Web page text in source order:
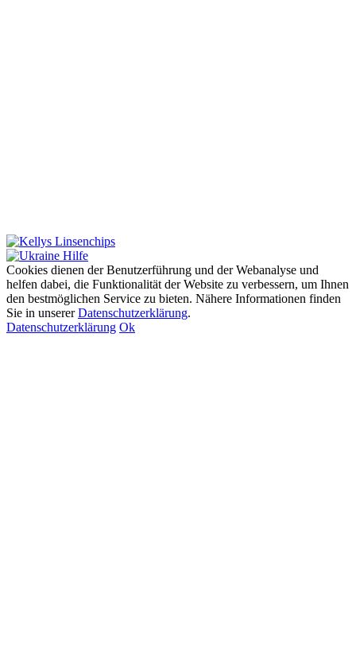
Cookies dienen der Benutzerführung und der Webanalyse und
helfen dabei, die Funktionalität der Website zu verbessern, um Ihnen
den bestmöglichen Service zu bieten. Nähere Informationen finden
Sie in unsererDatenschutzerklärung.
Datenschutzerklärung Ok